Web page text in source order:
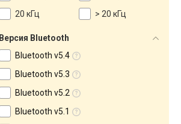
20 кГц
> 20 кГц
Версия Bluetooth
Bluetooth v5.4
Bluetooth v5.3
Bluetooth v5.2
Bluetooth v5.1